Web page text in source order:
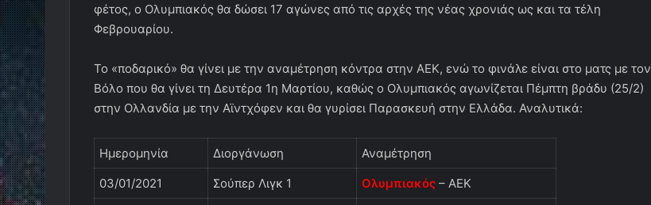
φέτος, ο Ολυμπιακός θα δώσει 17 αγώνες από τις αρχές της νέας χρονιάς ως και τα τέλη
Φεβρουαρίου.
Το «ποδαρικό» θα γίνει με την αναμέτρηση κόντρα στην ΑΕΚ, ενώ το φινάλε είναι στο ματς με τον
Βόλο που θα γίνει τη Δευτέρα 1η Μαρτίου, καθώς ο Ολυμπιακός αγωνίζεται Πέμπτη βράδυ (25/2)
στην Ολλανδία με την Αϊντχόφεν και θα γυρίσει Παρασκευή στην Ελλάδα. Αναλυτικά:
Ημερομηνία Διοργάνωση
Αναμέτρηση
03/01/2021
Σούπερ Λιγκ 1 Ολυμπιακός – ΑΕΚ